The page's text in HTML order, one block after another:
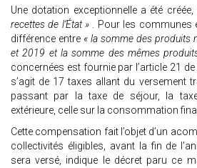
Une dotation exceptionnelle a été créée,
recettes de l’État » . Pour les communes
différence entre « la somme des produits
et 2019 et la somme des mêmes
concernées est fournie par l’article 21
s’agit de 17 taxes allant du versement
passant par la taxe de séjour, la
extérieure, celle sur la consommation
Cette compensation fait l’objet d’un
collectivités éligibles, avant la fin de
sera versé, indique le décret paru ce